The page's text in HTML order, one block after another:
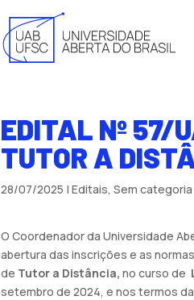
EDITAL Nº 57/
TUTOR A
28/07/2025 |Editais,Sem categoria
O Coordenador da Universidade
abertura das inscrições e as
de Tutor a Distância, no curso de
setembro de 2024, e nos termos